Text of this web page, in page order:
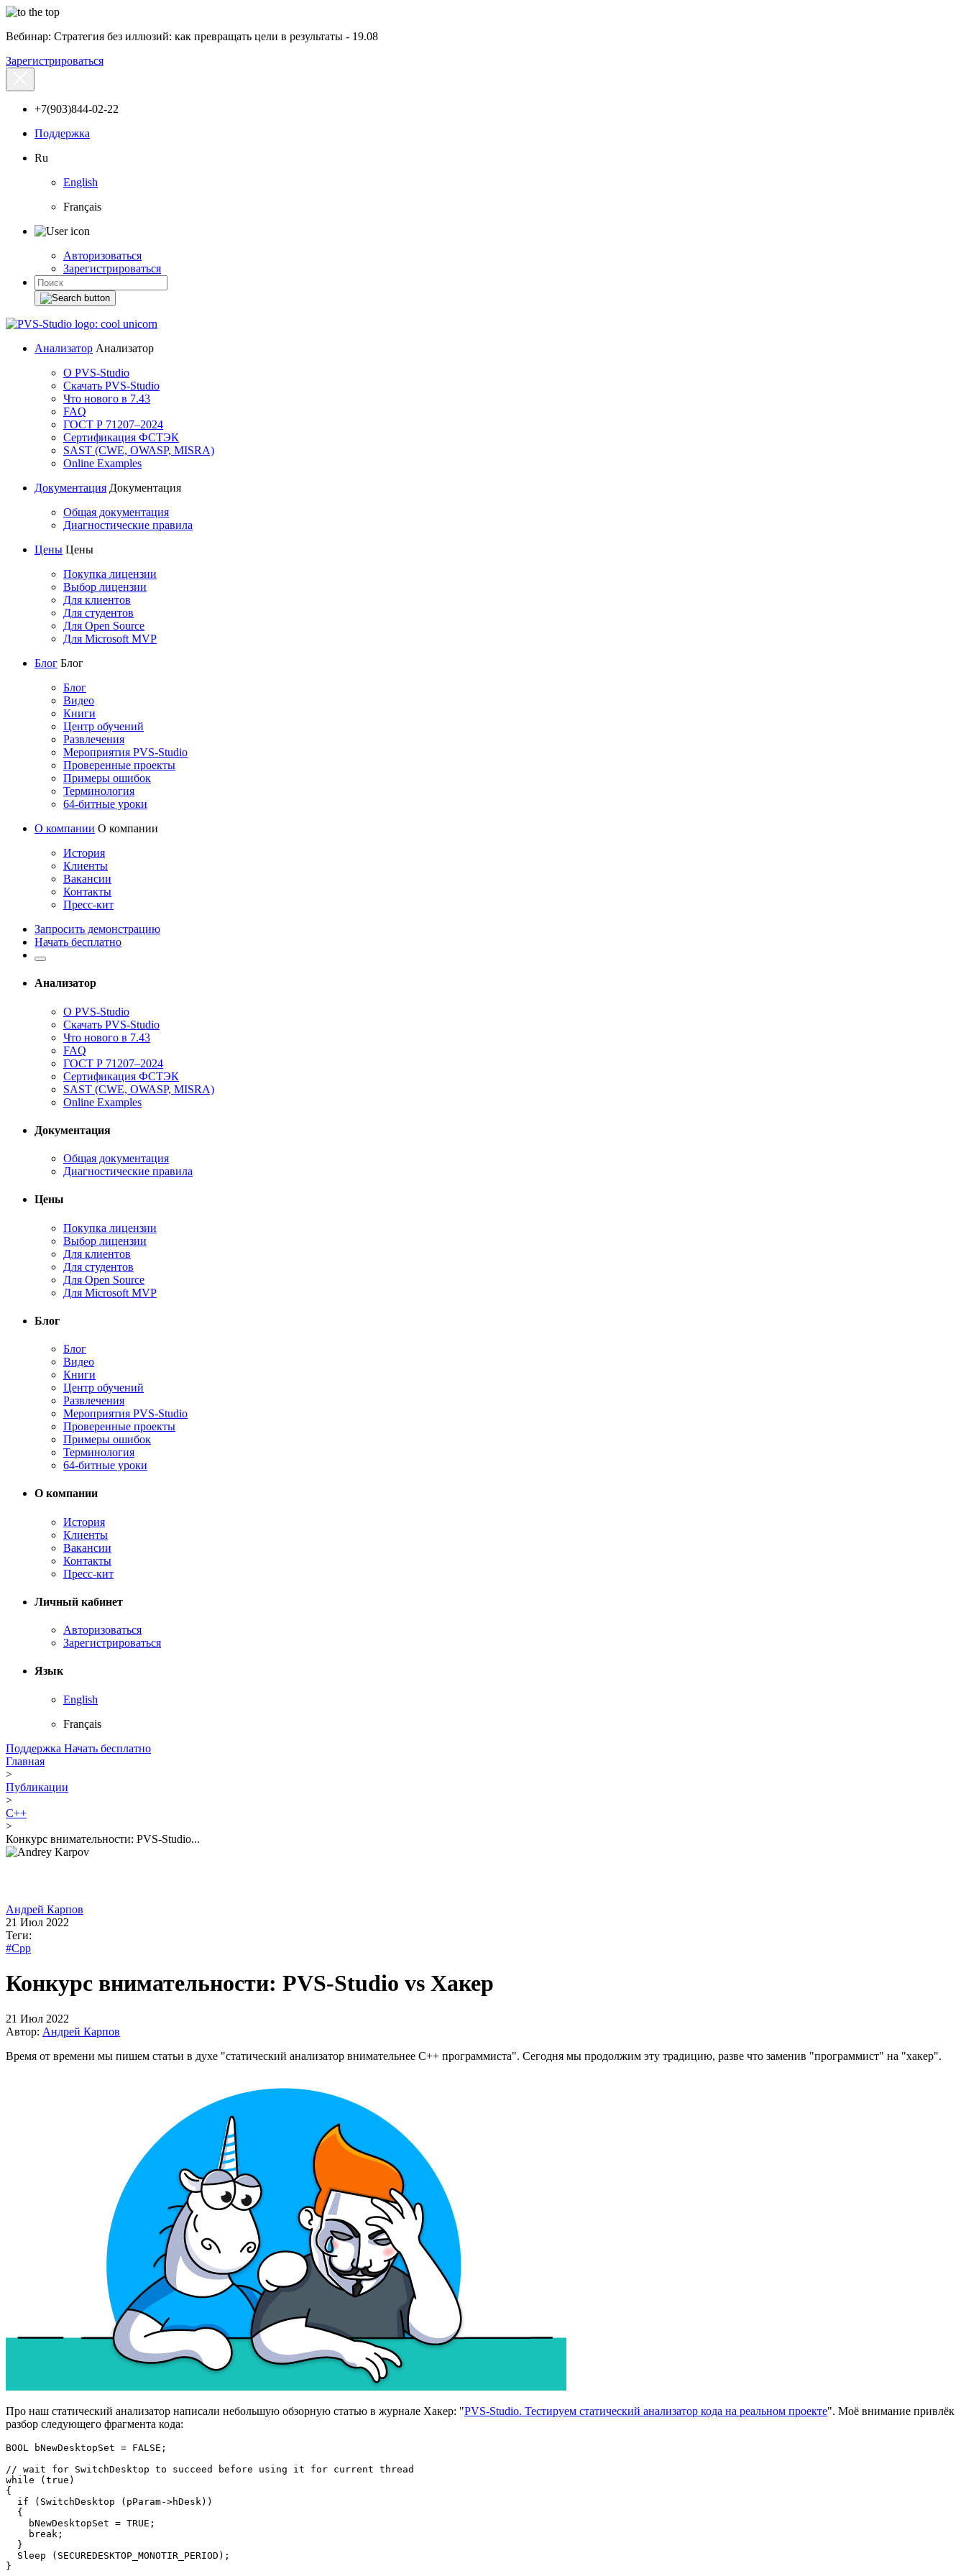
Вебинар: Стратегия без иллюзий: как превращать цели в результаты - 19.08
Зарегистрироваться
+7(903)844-02-22
Поддержка
Ru
English
Français
Авторизоваться
Зарегистрироваться
Анализатор Анализатор
О PVS-Studio
Скачать PVS-Studio
Что нового в 7.43
FAQ
ГОСТ Р 71207–2024
Сертификация ФСТЭК
SAST (CWE, OWASP, MISRA)
Online Examples
Документация Документация
Общая документация
Диагностические правила
Цены Цены
Покупка лицензии
Выбор лицензии
Для клиентов
Для студентов
Для Open Source
Для Microsoft MVP
Блог Блог
Блог
Видео
Книги
Центр обучений
Развлечения
Мероприятия PVS-Studio
Проверенные проекты
Примеры ошибок
Терминология
64-битные уроки
О компании О компании
История
Клиенты
Вакансии
Контакты
Пресс-кит
Запросить демонстрацию
Начать бесплатно
Анализатор
О PVS-Studio
Скачать PVS-Studio
Что нового в 7.43
FAQ
ГОСТ Р 71207–2024
Сертификация ФСТЭК
SAST (CWE, OWASP, MISRA)
Online Examples
Документация
Общая документация
Диагностические правила
Цены
Покупка лицензии
Выбор лицензии
Для клиентов
Для студентов
Для Open Source
Для Microsoft MVP
Блог
Блог
Видео
Книги
Центр обучений
Развлечения
Мероприятия PVS-Studio
Проверенные проекты
Примеры ошибок
Терминология
64-битные уроки
О компании
История
Клиенты
Вакансии
Контакты
Пресс-кит
Личный кабинет
Авторизоваться
Зарегистрироваться
Язык
English
Français
Поддержка Начать бесплатно
Главная
>
Публикации
>
C++
>
Конкурс внимательности: PVS-Studio...
Андрей Карпов
21 Июл 2022
Теги:
#Cpp
Конкурс внимательности: PVS-Studio vs Хакер
21 Июл 2022
Автор: Андрей Карпов
Время от времени мы пишем статьи в духе "статический анализатор внимательнее C++ программиста". Сегодня мы продолжим эту традицию, разве что заменив "программист" на "хакер".
Про наш статический анализатор написали небольшую обзорную статью в журнале Хакер: "PVS-Studio. Тестируем статический анализатор кода на реальном проекте". Моё внимание привлёк
разбор следующего фрагмента кода:
BOOL bNewDesktopSet = FALSE;
// wait for SwitchDesktop to succeed before using it for current thread
while (true)
{
  if (SwitchDesktop (pParam->hDesk))
  {
    bNewDesktopSet = TRUE;
    break;
  }
  Sleep (SECUREDESKTOP_MONOTIR_PERIOD);
}